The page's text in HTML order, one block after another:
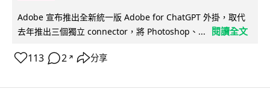
Adobe 宣布推出全新統一版 Adobe for ChatGPT 外掛，取代
去年推出三個獨立 connector，將 Photoshop、...
閱讀全文
113 2 ↗ 分享